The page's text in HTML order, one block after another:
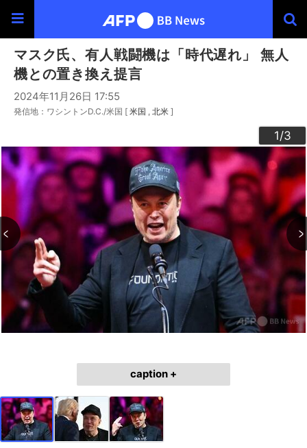
マスク氏、有人戦闘機は「時代遅れ」 無人
機との置き換え提言
2024年11月26日 17:55
発信地：ワシントンD.C./米国 [ 米国 北米 ]
1/3
2/3
3/3
caption +